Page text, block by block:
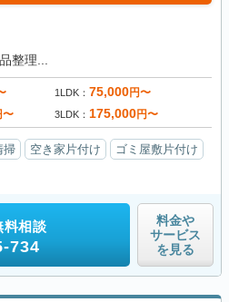
整理...
1LDK 75,000円〜
〜 3LDK 175,000円〜
掃 空き家片付け
ゴミ屋敷片付け
料相談
734
料金や
サービス
を見る